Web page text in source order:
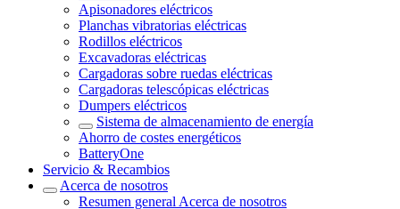
Apisonadores eléctricos
Planchas vibratorias eléctricas
Rodillos eléctricos
Excavadoras eléctricas
Cargadoras sobre ruedas eléctricas
Cargadoras telescópicas eléctricas
Dumpers eléctricos
Sistema de almacenamiento de energía
Ahorro de costes energéticos
BatteryOne
Servicio & Recambios
Acerca de nosotros
Resumen general Acerca de nosotros